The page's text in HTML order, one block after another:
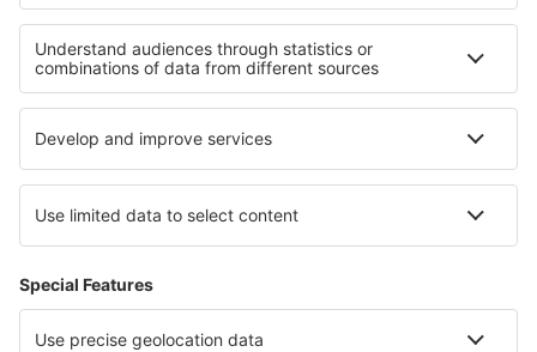
Pernottamenti nelle Isole Ionie
Pernottamenti in Lake Constance
Pernottamenti a Santa Lucia
Pernottamenti nella Linguadoca-Rossiglione